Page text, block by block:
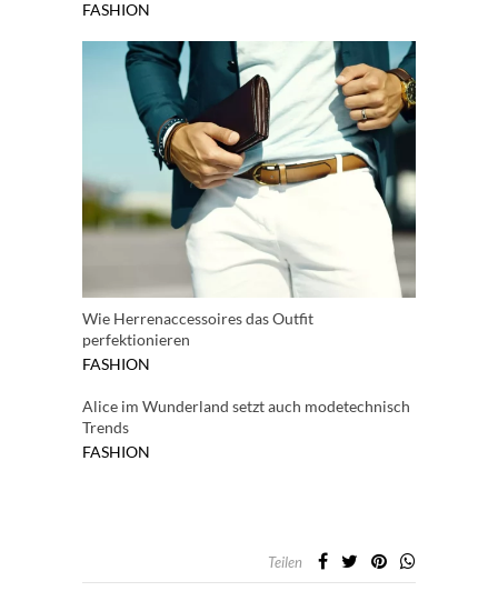
FASHION
Wie Herrenaccessoires das Outfit
perfektionieren
FASHION
Alice im Wunderland setzt auch modetechnisch
Trends
FASHION
Teilen